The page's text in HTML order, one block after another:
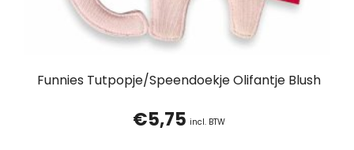
Funnies Tutpopje/Speendoekje Olifantje Blush
€5,75 incl. BTW